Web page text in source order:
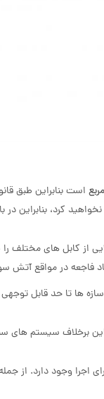
است بنابراین طبق
کرد، بنابراین
از کابل های مختلف
در مواقع آتش
ها تا حد قابل
برخلاف سیستم های
وجود دارد. از